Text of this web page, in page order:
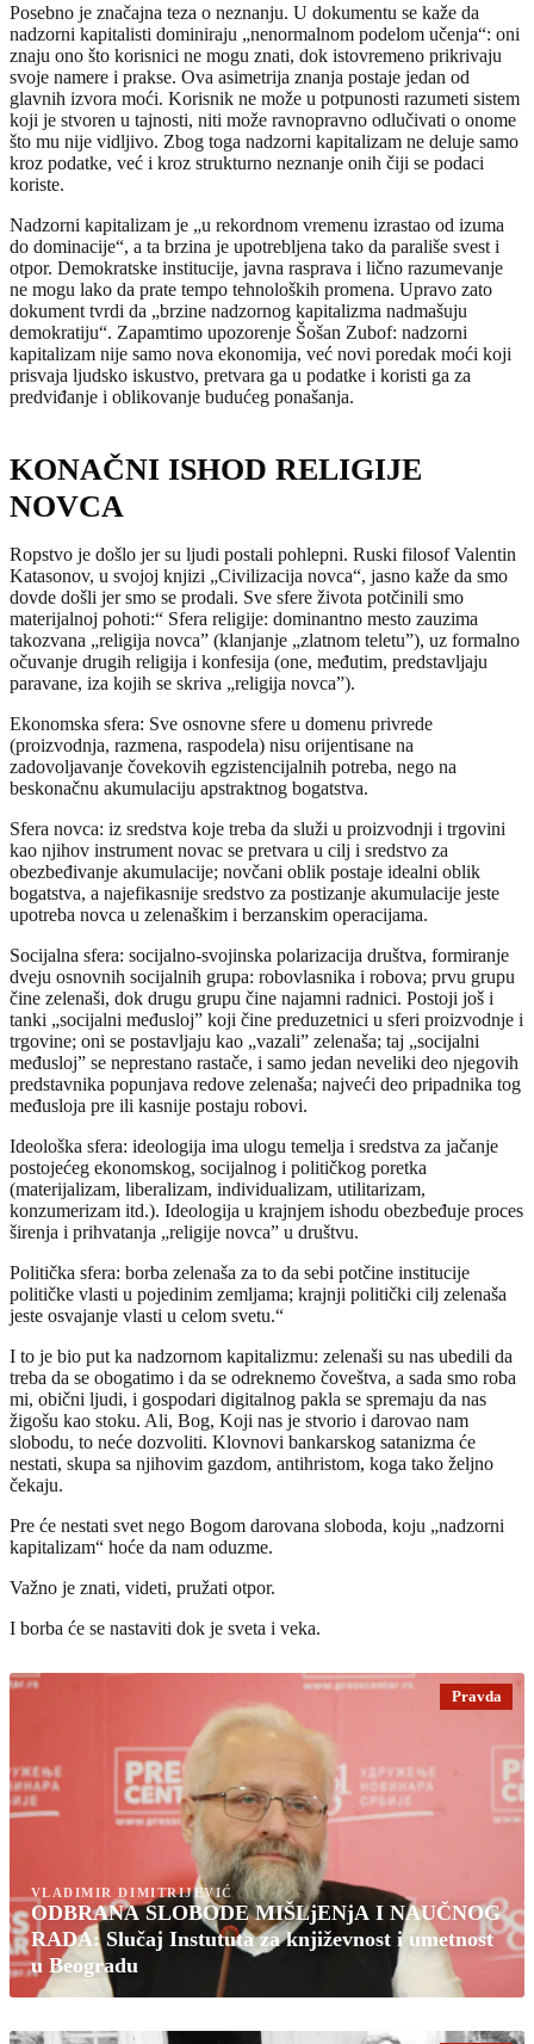
Posebno je značajna teza o neznanju. U dokumentu se kaže da
nadzorni kapitalisti dominiraju „nenormalnom podelom učenja“: oni
znaju ono što korisnici ne mogu znati, dok istovremeno prikrivaju
svoje namere i prakse. Ova asimetrija znanja postaje jedan od
glavnih izvora moći. Korisnik ne može u potpunosti razumeti sistem
koji je stvoren u tajnosti, niti može ravnopravno odlučivati o onome
što mu nije vidljivo. Zbog toga nadzorni kapitalizam ne deluje samo
kroz podatke, već i kroz strukturno neznanje onih čiji se podaci
koriste.
Nadzorni kapitalizam je „u rekordnom vremenu izrastao od izuma
do dominacije“, a ta brzina je upotrebljena tako da parališe svest i
otpor. Demokratske institucije, javna rasprava i lično razumevanje
ne mogu lako da prate tempo tehnoloških promena. Upravo zato
dokument tvrdi da „brzine nadzornog kapitalizma nadmašuju
demokratiju“. Zapamtimo upozorenje Šošan Zubof: nadzorni
kapitalizam nije samo nova ekonomija, već novi poredak moći koji
prisvaja ljudsko iskustvo, pretvara ga u podatke i koristi ga za
predviđanje i oblikovanje budućeg ponašanja.
KONAČNI ISHOD RELIGIJE
NOVCA
Ropstvo je došlo jer su ljudi postali pohlepni. Ruski filosof Valentin
Katasonov, u svojoj knjizi „Civilizacija novca“, jasno kaže da smo
dovde došli jer smo se prodali. Sve sfere života potčinili smo
materijalnoj pohoti:“ Sfera religije: dominantno mesto zauzima
takozvana „religija novcaˮ (klanjanje „zlatnom teletuˮ), uz formalno
očuvanje drugih religija i konfesija (one, međutim, predstavljaju
paravane, iza kojih se skriva „religija novcaˮ).
Ekonomska sfera: Sve osnovne sfere u domenu privrede
(proizvodnja, razmena, raspodela) nisu orijentisane na
zadovoljavanje čovekovih egzistencijalnih potreba, nego na
beskonačnu akumulaciju apstraktnog bogatstva.
Sfera novca: iz sredstva koje treba da služi u proizvodnji i trgovini
kao njihov instrument novac se pretvara u cilj i sredstvo za
obezbeđivanje akumulacije; novčani oblik postaje idealni oblik
bogatstva, a najefikasnije sredstvo za postizanje akumulacije jeste
upotreba novca u zelenaškim i berzanskim operacijama.
Socijalna sfera: socijalno-svojinska polarizacija društva, formiranje
dveju osnovnih socijalnih grupa: robovlasnika i robova; prvu grupu
čine zelenaši, dok drugu grupu čine najamni radnici. Postoji još i
tanki „socijalni međuslojˮ koji čine preduzetnici u sferi proizvodnje i
trgovine; oni se postavljaju kao „vazaliˮ zelenaša; taj „socijalni
međuslojˮ se neprestano rastače, i samo jedan neveliki deo njegovih
predstavnika popunjava redove zelenaša; najveći deo pripadnika tog
međusloja pre ili kasnije postaju robovi.
Ideološka sfera: ideologija ima ulogu temelja i sredstva za jačanje
postojećeg ekonomskog, socijalnog i političkog poretka
(materijalizam, liberalizam, individualizam, utilitarizam,
konzumerizam itd.). Ideologija u krajnjem ishodu obezbeđuje proces
širenja i prihvatanja „religije novcaˮ u društvu.
Politička sfera: borba zelenaša za to da sebi potčine institucije
političke vlasti u pojedinim zemljama; krajnji politički cilj zelenaša
jeste osvajanje vlasti u celom svetu.“
I to je bio put ka nadzornom kapitalizmu: zelenaši su nas ubedili da
treba da se obogatimo i da se odreknemo čoveštva, a sada smo roba
mi, obični ljudi, i gospodari digitalnog pakla se spremaju da nas
žigošu kao stoku. Ali, Bog, Koji nas je stvorio i darovao nam
slobodu, to neće dozvoliti. Klovnovi bankarskog satanizma će
nestati, skupa sa njihovim gazdom, antihristom, koga tako željno
čekaju.
Pre će nestati svet nego Bogom darovana sloboda, koju „nadzorni
kapitalizam“ hoće da nam oduzme.
Važno je znati, videti, pružati otpor.
I borba će se nastaviti dok je sveta i veka.
Pravda
VLADIMIR DIMITRIJEVIĆ
ODBRANA SLOBODE MIŠLjENjA I NAUČNOG
RADA: Slučaj Instututa za književnost i umetnost
u Beogradu